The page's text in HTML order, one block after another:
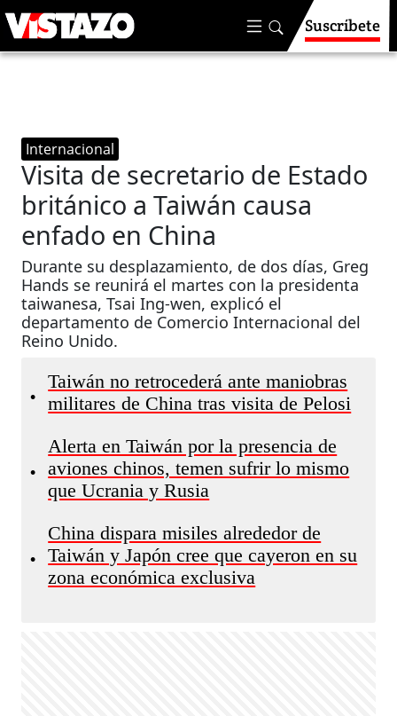
Suscríbete
Internacional
Visita de secretario de Estado
británico a Taiwán causa
enfado en China
Durante su desplazamiento, de dos días, Greg
Hands se reunirá el martes con la presidenta
taiwanesa, Tsai Ing-wen, explicó el
departamento de Comercio Internacional del
Reino Unido.
•
Taiwán no retrocederá ante maniobras
militares de China tras visita de Pelosi
•
Alerta en Taiwán por la presencia de
aviones chinos, temen sufrir lo mismo
que Ucrania y Rusia
•
China dispara misiles alrededor de
Taiwán y Japón cree que cayeron en su
zona económica exclusiva